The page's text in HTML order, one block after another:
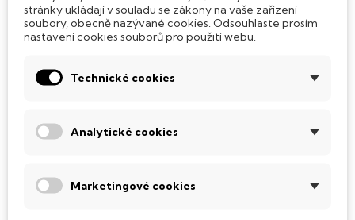
Přidat Microsoft Office Plus ➡️ 499,-
SSD Disk
diskem, který na rozdíl od starších magnetických HDD
stránky ukládají v souladu se zákony na vaše zařízení
soubory, obecně nazývané cookies. Odsouhlaste prosím
nastavení cookies souborů pro použití webu.
Technické cookies
Analytické cookies
Marketingové cookies